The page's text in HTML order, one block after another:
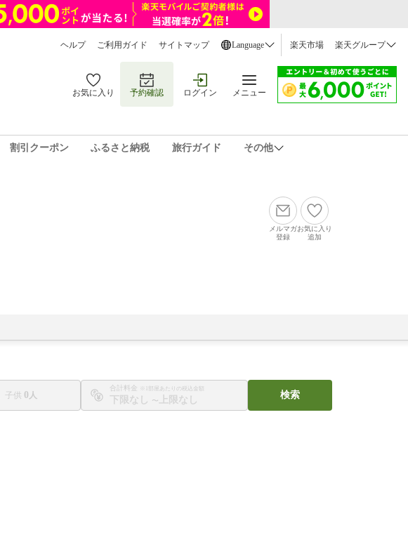
ヘルプ ご利用ガイド サイトマップ Language 楽天市場 楽天グループ
お気に入り 予約確認 ログイン メニュー
割引クーポン ふるさと納税 旅行ガイド その他
メルマガ
登録
お気に入り
追加
子供 0
合計料金 ※1部屋あたりの税込金額
〜
検索